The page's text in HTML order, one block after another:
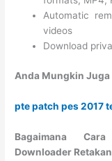
Automatic
videos
Download
Anda Mungkin
pte patch pes 2017
Bagaimana
Downloader